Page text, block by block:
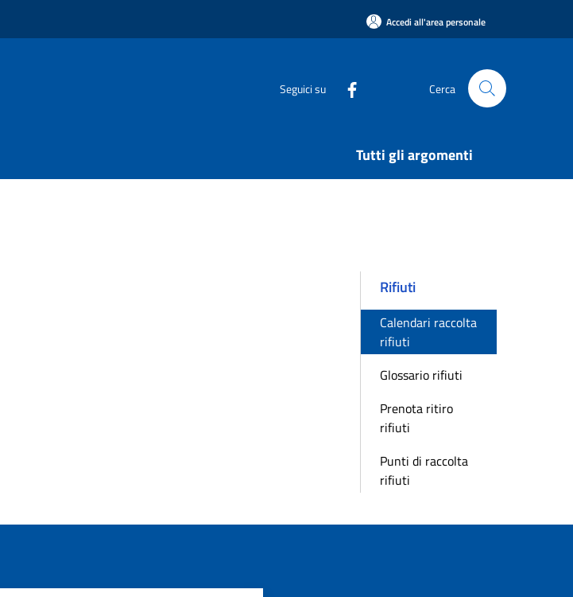
Accedi all'area personale
Seguici su Cerca
Tutti gli argomenti
Rifiuti
Calendari raccolta
rifiuti
Glossario rifiuti
Prenota ritiro
rifiuti
Punti di raccolta
rifiuti